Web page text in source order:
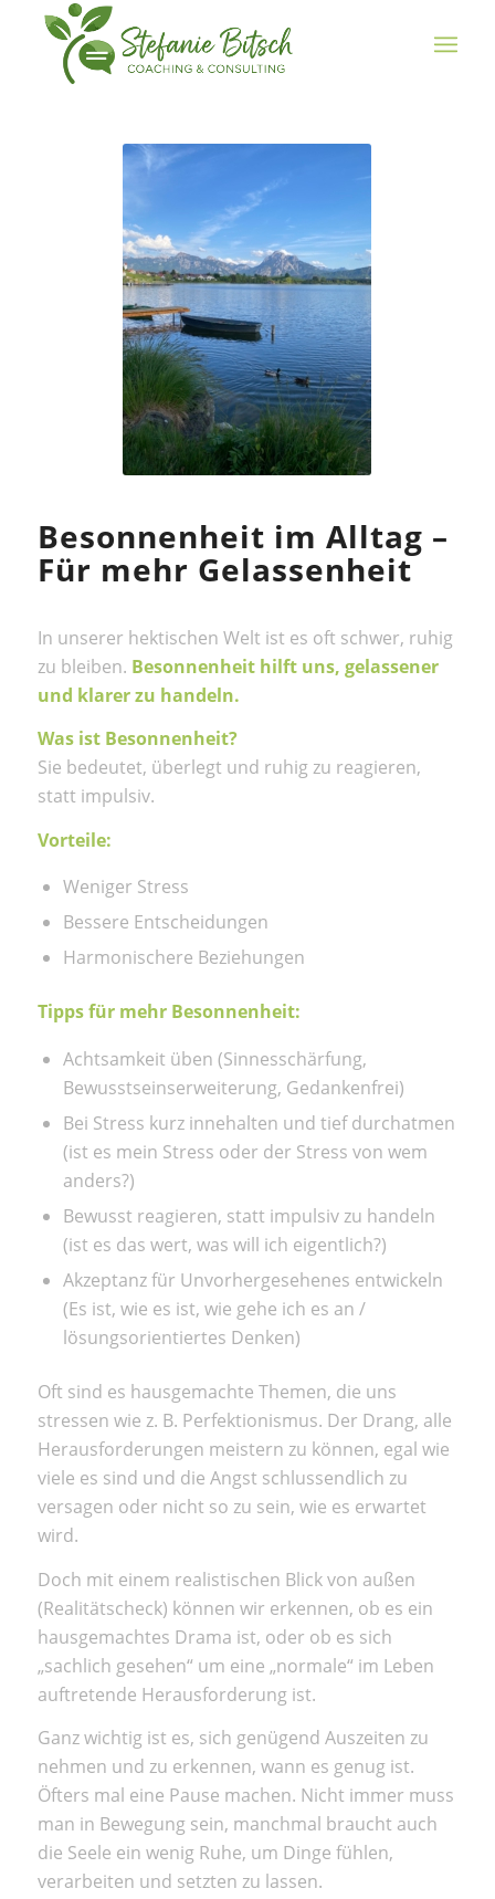
Besonnenheit im Alltag –
Für mehr Gelassenheit
In unserer hektischen Welt ist es oft schwer, ruhig
zu bleiben. Besonnenheit hilft uns, gelassener
und klarer zu handeln.
Was ist Besonnenheit?
Sie bedeutet, überlegt und ruhig zu reagieren,
statt impulsiv.
Vorteile:
Weniger Stress
Bessere Entscheidungen
Harmonischere Beziehungen
Tipps für mehr Besonnenheit:
Achtsamkeit üben (Sinnesschärfung,
Bewusstseinserweiterung, Gedankenfrei)
Bei Stress kurz innehalten und tief durchatmen
(ist es mein Stress oder der Stress von wem
anders?)
Bewusst reagieren, statt impulsiv zu handeln
(ist es das wert, was will ich eigentlich?)
Akzeptanz für Unvorhergesehenes entwickeln
(Es ist, wie es ist, wie gehe ich es an /
lösungsorientiertes Denken)
Oft sind es hausgemachte Themen, die uns
stressen wie z. B. Perfektionismus. Der Drang, alle
Herausforderungen meistern zu können, egal wie
viele es sind und die Angst schlussendlich zu
versagen oder nicht so zu sein, wie es erwartet
wird.
Doch mit einem realistischen Blick von außen
(Realitätscheck) können wir erkennen, ob es ein
hausgemachtes Drama ist, oder ob es sich
„sachlich gesehen“ um eine „normale“ im Leben
auftretende Herausforderung ist.
Ganz wichtig ist es, sich genügend Auszeiten zu
nehmen und zu erkennen, wann es genug ist.
Öfters mal eine Pause machen. Nicht immer muss
man in Bewegung sein, manchmal braucht auch
die Seele ein wenig Ruhe, um Dinge fühlen,
verarbeiten und setzten zu lassen.